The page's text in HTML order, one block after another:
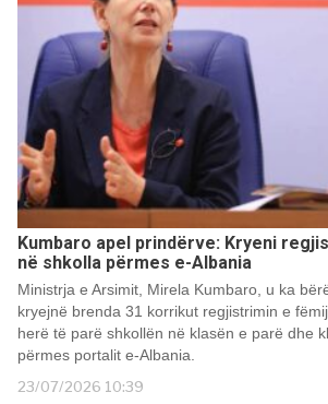
Kumbaro apel prindërve: Kryeni
në shkolla përmes e-Albania
Ministrja e Arsimit, Mirela Kumbaro, u ka
kryejnë brenda 31 korrikut regjistrimin e
herë të parë shkollën në klasën e parë dhe
përmes portalit e-Albania.
23/07/2026 10:39